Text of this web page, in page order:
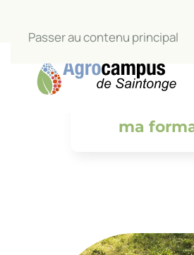
Passer au contenu principal
ma